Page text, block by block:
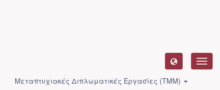
Μεταπτυχιακές Διπλωματικές Εργασίες (ΤΜΜ)